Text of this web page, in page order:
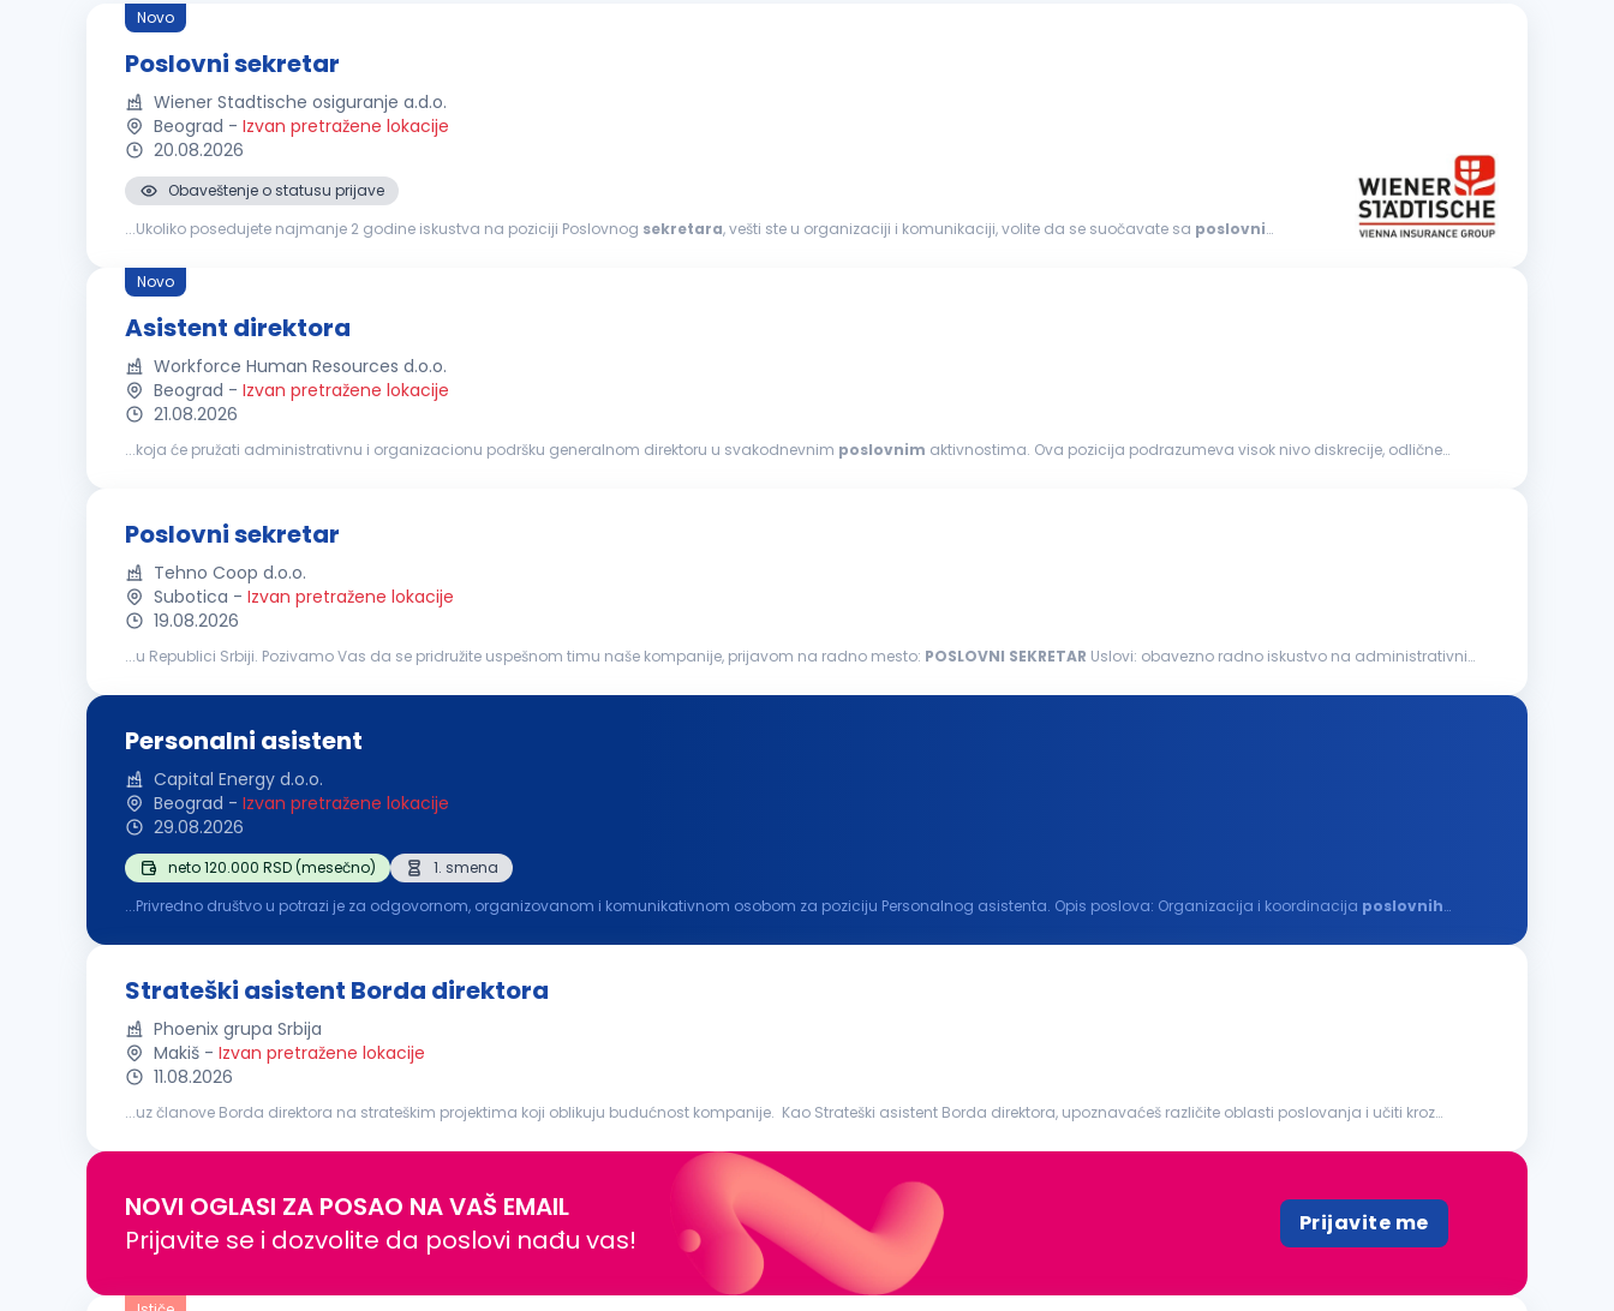
Novo
Poslovni sekretar
Wiener Stadtische osiguranje a.d.o.
Beograd - Izvan pretražene lokacije
20.08.2026
Obaveštenje o statusu prijave
...Ukoliko posedujete najmanje 2 godine iskustva na poziciji Poslovnog sekretara, vešti ste u organizaciji i komunikaciji, volite da se suočavate sa poslovnim
Novo
Asistent direktora
Workforce Human Resources d.o.o.
Beograd - Izvan pretražene lokacije
21.08.2026
...koja će pružati administrativnu i organizacionu podršku generalnom direktoru u svakodnevnim poslovnim aktivnostima. Ova pozicija podrazumeva visok nivo diskrecije, odlične
Poslovni sekretar
Tehno Coop d.o.o.
Subotica - Izvan pretražene lokacije
19.08.2026
...u Republici Srbiji. Pozivamo Vas da se pridružite uspešnom timu naše kompanije, prijavom na radno mesto: POSLOVNI SEKRETAR
Uslovi: obavezno radno iskustvo na administrativnim
Personalni asistent
Capital Energy d.o.o.
Beograd - Izvan pretražene lokacije
29.08.2026
neto 120.000 RSD (mesečno)
1. smena
...Privredno društvo u potrazi je za odgovornom, organizovanom i komunikativnom osobom za poziciju Personalnog asistenta. Opis poslova: Organizacija i koordinacija poslovnih
Strateški asistent Borda direktora
Phoenix grupa Srbija
Makiš - Izvan pretražene lokacije
11.08.2026
...uz članove Borda direktora na strateškim projektima koji oblikuju budućnost kompanije. Kao Strateški asistent Borda direktora, upoznavaćeš različite oblasti poslovanja i učiti kroz
NOVI OGLASI ZA POSAO NA VAŠ EMAIL
Prijavite se i dozvolite da poslovi nađu vas!
Prijavite me